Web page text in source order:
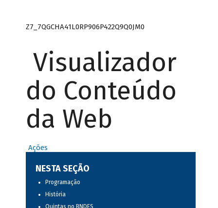
Z7_7QGCHA41L0RP906P422Q9Q0JM0
Visualizador
do Conteúdo
da Web
Ações
NESTA SEÇÃO
Programação
História